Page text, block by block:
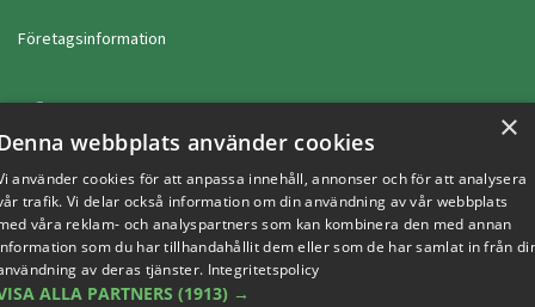
Företagsinformation
×
webbplats använder cookies
använder cookies för att anpassa innehåll, annonser och för att analysera
trafik. Vi delar också information om din användning av vår webbplats
våra reklam- och analyspartners som kan kombinera den med annan
som du har tillhandahållit dem eller som de har samlat in från
av deras tjänster. Integritetspolicy
ALLA PARTNERS (1913) →